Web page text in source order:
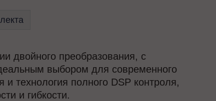
двойного преобразования, с
выбором для современного
технология полного DSP контроля,
и гибкости.